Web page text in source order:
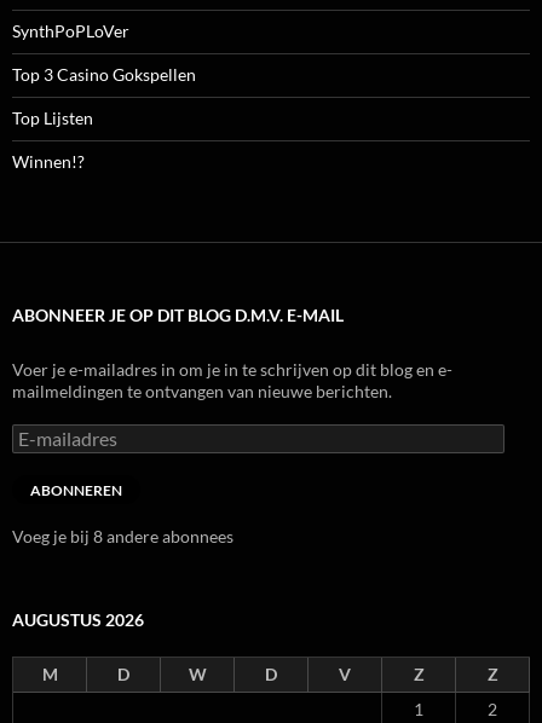
SynthPoPLoVer
Top 3 Casino Gokspellen
Top Lijsten
Winnen!?
ABONNEER JE OP DIT BLOG D.M.V. E-MAIL
Voer je e-mailadres in om je in te schrijven op dit blog en e-
mailmeldingen te ontvangen van nieuwe berichten.
E-
mailadres
ABONNEREN
Voeg je bij 8 andere abonnees
AUGUSTUS 2026
M D W D V Z
Z
1
2